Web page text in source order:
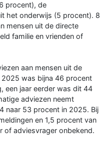
procent), de
het onderwijs (5 procent). 8
mensen uit de directe
familie en vrienden of
aan mensen uit de
was bijna 46 procent
een jaar eerder was dit 44
adviezen neemt
naar 53 procent in 2025. Bij
en 1,5 procent van
of adviesvrager onbekend.